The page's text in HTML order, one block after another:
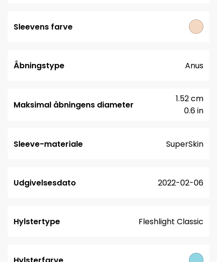
Sleevens farve
Åbningstype Anus
Maksimal åbningens diameter
0.6 in
1.52 cm
Sleeve-materiale SuperSkin
Udgivelsesdato 2022-02-06
Hylstertype Fleshlight Classic